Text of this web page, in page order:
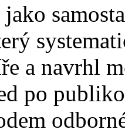
a navrhl
po